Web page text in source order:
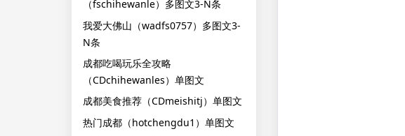
（fschihewanle）多图文3-N条
我爱大佛山（wadfs0757）多图文3-
N条
成都吃喝玩乐全攻略
（CDchihewanles）单图文
成都美食推荐（CDmeishitj）单图文
热门成都（hotchengdu1）单图文